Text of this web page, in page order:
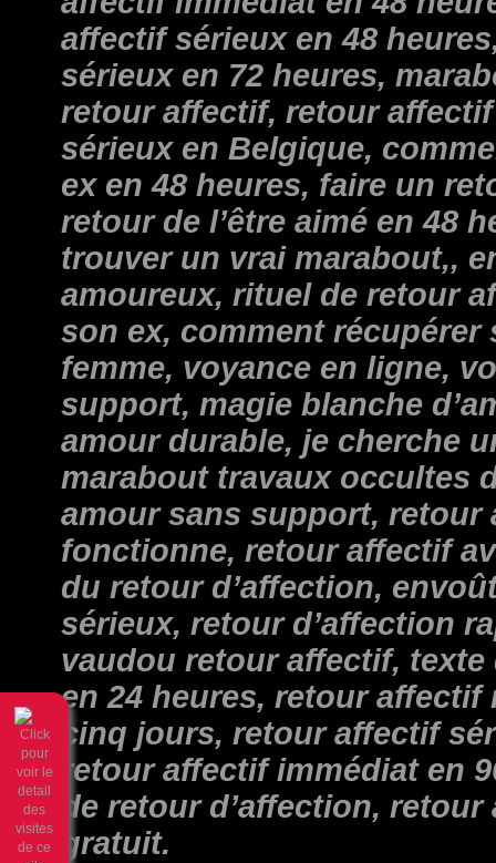
affectif sérieux en 48
sérieux en 72 heures,
retour affectif, retour
sérieux en Belgique,
ex en 48 heures, faire un
retour de l’être aimé en 48
trouver un vrai marabout,,
amoureux, rituel de retour
son ex, comment récupérer
femme, voyance en ligne,
support, magie blanche
amour durable, je cherche
marabout travaux occultes
amour sans support, retour
fonctionne, retour affectif
du retour d’affection,
sérieux, retour d’affection
vaudou retour affectif, texte
en 24 heures, retour affectif
cinq jours, retour affectif
retour affectif immédiat en
de retour d’affection,
gratuit.